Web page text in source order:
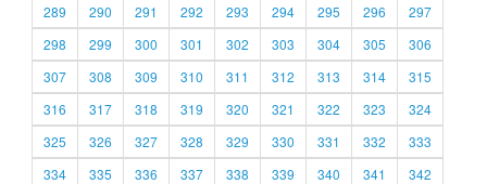
289
290 291 292 293 294 295 296
297
298
299 300 301 302 303 304 305
306
307
308 309 310 311 312 313 314
315
316
317 318 319 320 321 322 323
324
325
326 327 328 329 330 331 332
333
334
335 336 337 338 339 340 341 342